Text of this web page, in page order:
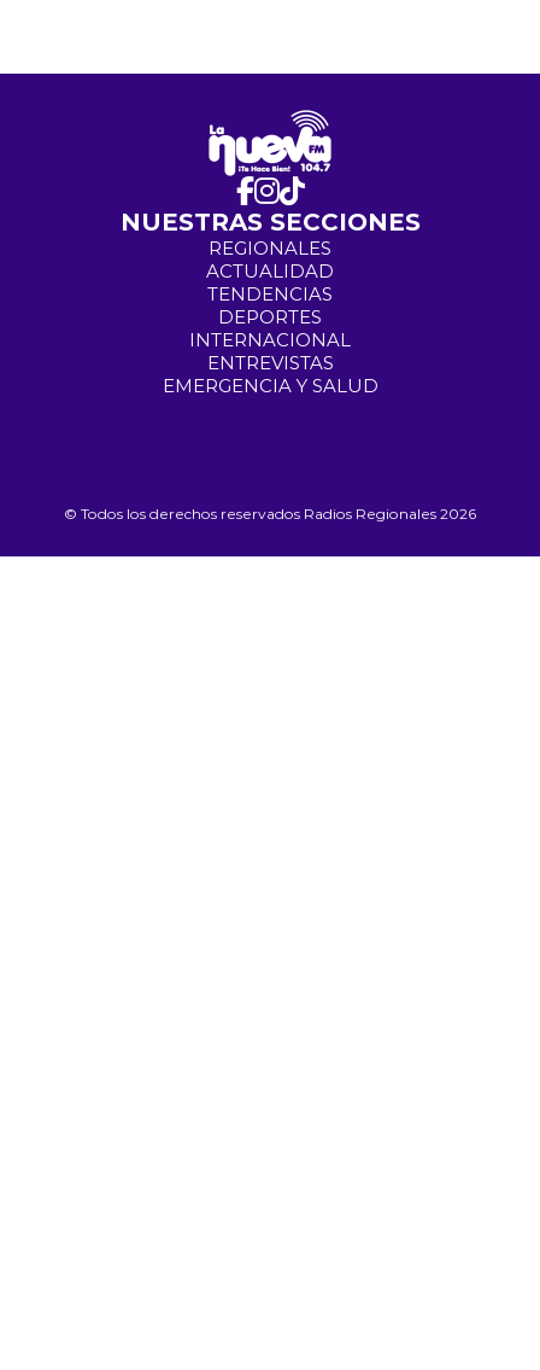
NUESTRAS SECCIONES
REGIONALES
ACTUALIDAD
TENDENCIAS
DEPORTES
INTERNACIONAL
ENTREVISTAS
EMERGENCIA Y SALUD
© Todos los derechos reservados Radios Regionales 2026